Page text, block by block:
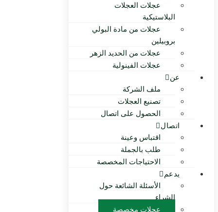
عجلات العجلات
البلاستيكية
عجلات من مادة البولي
بروبيلين
عجلات من الحديد الزهر
عجلات الفينولية
عن
ملف الشركة
تصنيع العجلات
الحصول على اتصال
اتصال
اقتباس وعينة
طلب بالجملة
الاحتياجات المخصصة
يدعم
الأسئلة الشائعة حول
الشراء
عجلات مخصصة